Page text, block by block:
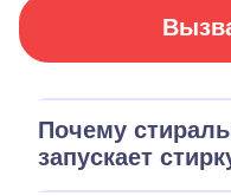
Почему
запускает